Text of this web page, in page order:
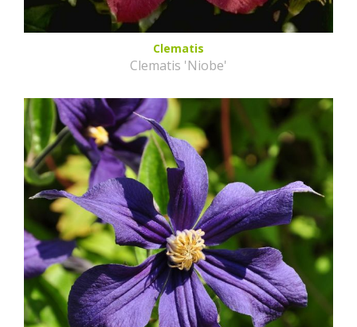
Clematis
Clematis 'Niobe'